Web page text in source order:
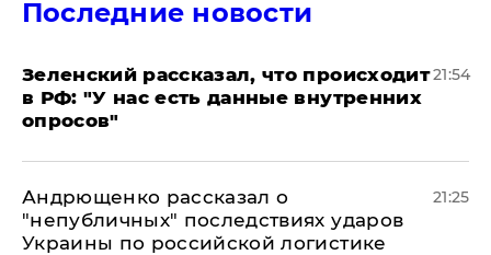
Последние новости
​Зеленский рассказал, что происходит
в РФ: "У нас есть данные внутренних
опросов"
21:54
Андрющенко рассказал о
"непубличных" последствиях ударов
Украины по российской логистике
21:25